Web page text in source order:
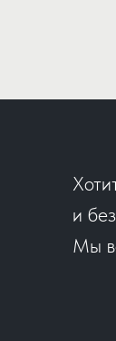
и
Мы